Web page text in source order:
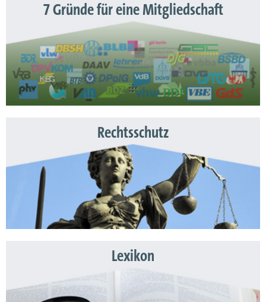
7 Gründe für eine Mitgliedschaft
Rechtsschutz
Lexikon